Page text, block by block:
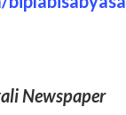
Newspaper